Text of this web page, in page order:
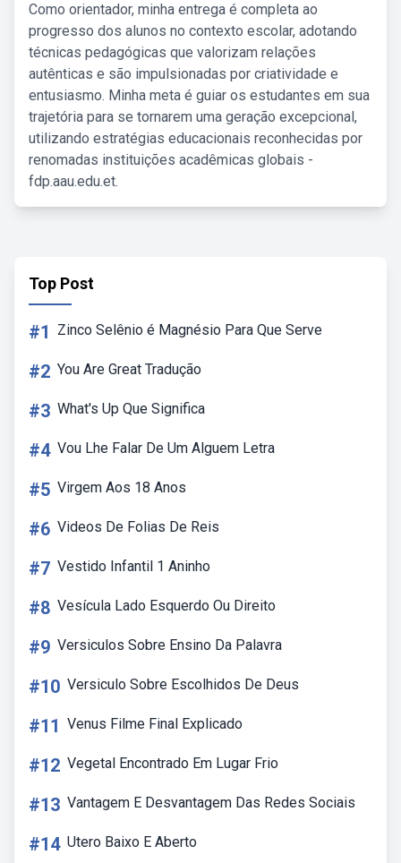
Como orientador, minha entrega é completa ao
progresso dos alunos no contexto escolar, adotando
técnicas pedagógicas que valorizam relações
autênticas e são impulsionadas por criatividade e
entusiasmo. Minha meta é guiar os estudantes em sua
trajetória para se tornarem uma geração excepcional,
utilizando estratégias educacionais reconhecidas por
renomadas instituições acadêmicas globais -
fdp.aau.edu.et.
Top Post
#1 Zinco Selênio é Magnésio Para Que Serve
#2 You Are Great Tradução
#3 What's Up Que Significa
#4 Vou Lhe Falar De Um Alguem Letra
#5 Virgem Aos 18 Anos
#6 Videos De Folias De Reis
#7 Vestido Infantil 1 Aninho
#8 Vesícula Lado Esquerdo Ou Direito
#9 Versiculos Sobre Ensino Da Palavra
#10 Versiculo Sobre Escolhidos De Deus
#11 Venus Filme Final Explicado
#12 Vegetal Encontrado Em Lugar Frio
#13 Vantagem E Desvantagem Das Redes Sociais
#14 Utero Baixo E Aberto